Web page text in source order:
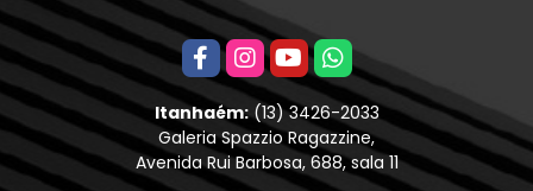
Itanhaém:(13) 3426-2033
Galeria Spazzio Ragazzine,
Avenida Rui Barbosa, 688, sala 11